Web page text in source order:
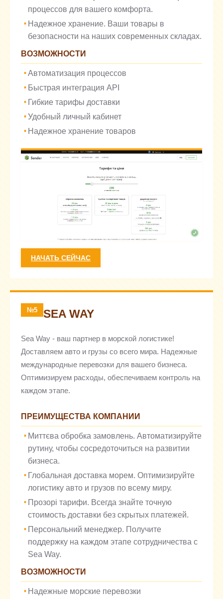
процессов для вашего комфорта.
Надежное хранение. Ваши товары в
безопасности на наших современных складах.
ВОЗМОЖНОСТИ
Автоматизация процессов
Быстрая интеграция API
Гибкие тарифы доставки
Удобный личный кабинет
Надежное хранение товаров
НАЧАТЬ СЕЙЧАС
№5 SEA WAY
Sea Way - ваш партнер в морской логистике!
Доставляем авто и грузы со всего мира. Надежные
международные перевозки для вашего бизнеса.
Оптимизируем расходы, обеспечиваем контроль на
каждом этапе.
ПРЕИМУЩЕСТВА КОМПАНИИ
Миттєва обробка замовлень. Автоматизируйте
рутину, чтобы сосредоточиться на развитии
бизнеса.
Глобальная доставка морем. Оптимизируйте
логистику авто и грузов по всему миру.
Прозорі тарифи. Всегда знайте точную
стоимость доставки без скрытых платежей.
Персональний менеджер. Получите
поддержку на каждом этапе сотрудничества с
Sea Way.
ВОЗМОЖНОСТИ
Надежные морские перевозки